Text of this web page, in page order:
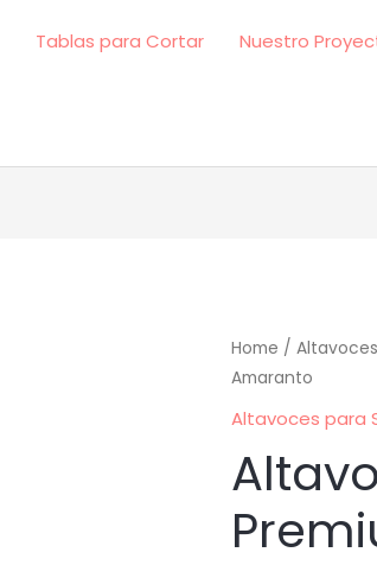
Tablas para Cortar Nuestro
Home /
Amaranto
Altavoces para
Altavoz
pasivo
Premium
quantity